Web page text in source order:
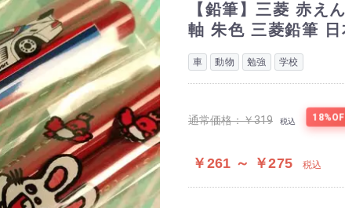
【鉛筆】三菱 赤え
軸 朱色 三菱鉛筆
車 動物 勉強 学校
通常価格：￥319 税込
￥261 ～ ￥275 税込